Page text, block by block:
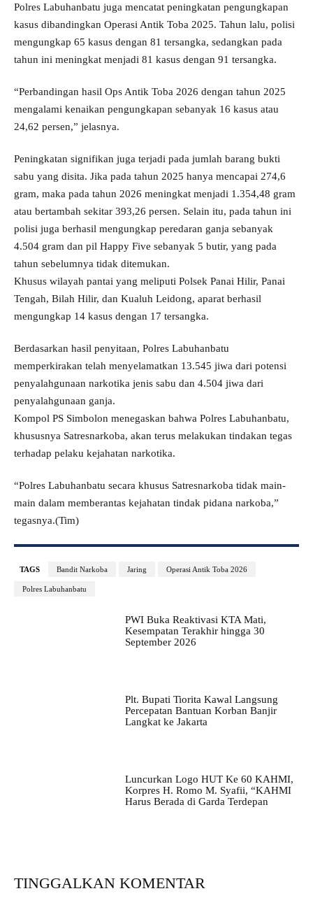
Polres Labuhanbatu juga mencatat peningkatan pengungkapan
kasus dibandingkan Operasi Antik Toba 2025. Tahun lalu, polisi
mengungkap 65 kasus dengan 81 tersangka, sedangkan pada
tahun ini meningkat menjadi 81 kasus dengan 91 tersangka.
“Perbandingan hasil Ops Antik Toba 2026 dengan tahun 2025
mengalami kenaikan pengungkapan sebanyak 16 kasus atau
24,62 persen,” jelasnya.
Peningkatan signifikan juga terjadi pada jumlah barang bukti
sabu yang disita. Jika pada tahun 2025 hanya mencapai 274,6
gram, maka pada tahun 2026 meningkat menjadi 1.354,48 gram
atau bertambah sekitar 393,26 persen. Selain itu, pada tahun ini
polisi juga berhasil mengungkap peredaran ganja sebanyak
4.504 gram dan pil Happy Five sebanyak 5 butir, yang pada
tahun sebelumnya tidak ditemukan.
Khusus wilayah pantai yang meliputi Polsek Panai Hilir, Panai
Tengah, Bilah Hilir, dan Kualuh Leidong, aparat berhasil
mengungkap 14 kasus dengan 17 tersangka.
Berdasarkan hasil penyitaan, Polres Labuhanbatu
memperkirakan telah menyelamatkan 13.545 jiwa dari potensi
penyalahgunaan narkotika jenis sabu dan 4.504 jiwa dari
penyalahgunaan ganja.
Kompol PS Simbolon menegaskan bahwa Polres Labuhanbatu,
khususnya Satresnarkoba, akan terus melakukan tindakan tegas
terhadap pelaku kejahatan narkotika.
“Polres Labuhanbatu secara khusus Satresnarkoba tidak main-
main dalam memberantas kejahatan tindak pidana narkoba,”
tegasnya.(Tim)
TAGS Bandit Narkoba Jaring Operasi Antik Toba 2026
Polres Labuhanbatu
PWI Buka Reaktivasi KTA Mati,
Kesempatan Terakhir hingga 30
September 2026
Plt. Bupati Tiorita Kawal Langsung
Percepatan Bantuan Korban Banjir
Langkat ke Jakarta
Luncurkan Logo HUT Ke 60 KAHMI,
Korpres H. Romo M. Syafii, “KAHMI
Harus Berada di Garda Terdepan
TINGGALKAN KOMENTAR